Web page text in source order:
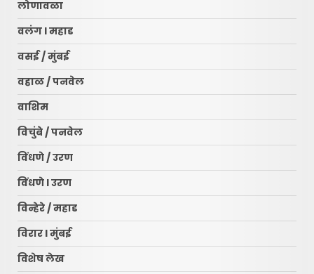
लोणावळा
वलंग l महाड
वसई / मुंबई
वहाळ / पनवेल
वाशिम
विचुंबे / पनवेल
विंधणे / उरण
विंधणे l उरण
विन्हेरे / महाड
विरार l मुंबई
विशेष लेख